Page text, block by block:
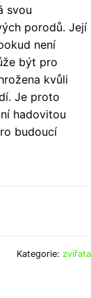
svou
porodů. Její
není
být pro
kvůli
Je proto
hadovitou
budoucí
Kategorie: zvířata